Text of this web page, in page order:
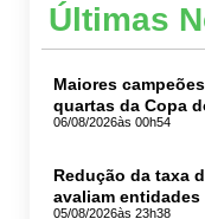
Últimas
Maiores
quartas da Copa
06/08/2026às 00h54
Redução da taxa
avaliam entidades
05/08/2026às 23h38